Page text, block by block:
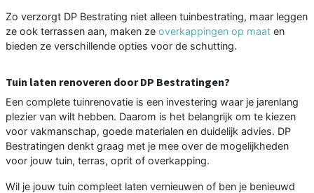
Zo verzorgt DP Bestrating niet alleen tuinbestrating, maar leggen
ze ook terrassen aan, maken ze overkappingen op maat en
bieden ze verschillende opties voor de schutting.
Tuin laten renoveren door DP Bestratingen?
Een complete tuinrenovatie is een investering waar je jarenlang
plezier van wilt hebben. Daarom is het belangrijk om te kiezen
voor vakmanschap, goede materialen en duidelijk advies. DP
Bestratingen denkt graag met je mee over de mogelijkheden
voor jouw tuin, terras, oprit of overkapping.
Wil je jouw tuin compleet laten vernieuwen of ben je benieuwd